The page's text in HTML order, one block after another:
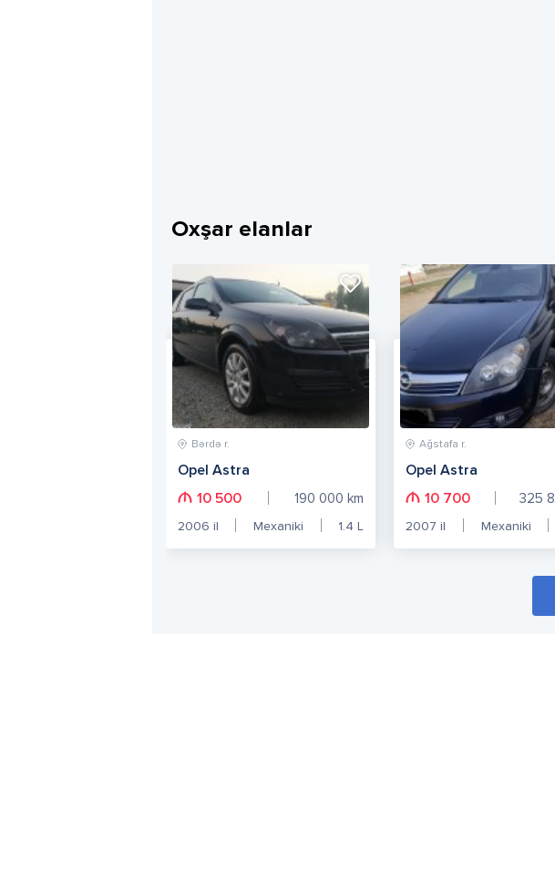
Oxşar elanlar
Bərdə r.
Opel Astra
10 500
190 000 km
2006 il Mexaniki 1.4 L
Ağstafa r.
Opel Astra
10 700
325
2007 il Mexaniki